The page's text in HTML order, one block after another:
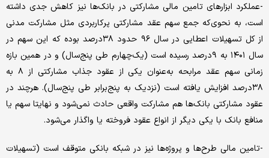
-عملکرد ابزارهای تامین مالی مشارکتی در بانک‌ها نیز کاهش جدی داشته
است، به نحوی‌‌‌که جمع سهم عقد مشارکتی پرکاربردی مثل مشارکت مدنی
از کل تسهیلات اعطایی در سال ۹۶ حدود ۳۸درصد بوده که این سهم در
سال ۱۴۰۱ به ۹درصد رسیده است (یک‌چهارم طی پنج‌سال) و در همین بازه
زمانی سهم عقد مرابحه به‌عنوان یکی از عقود جذاب مشارکتی از ۸ به
۳۸‌درصد افزایش یافته است (نزدیک به پنج‌برابر طی پنج‌سال). هرچند در
عقود مشارکتی بانک‌ها هم مشارکت واقعی حادث نمی‌شود و نهایتا سهم یا
منافع بانک با یکی دیگر از انواع عقود فروخته یا واگذار می‌شود.
-تامین مالی طرح‌‌‌ها و پروژه‌‌‌ها نیز در شبکه بانکی متوقف است (تسهیلات